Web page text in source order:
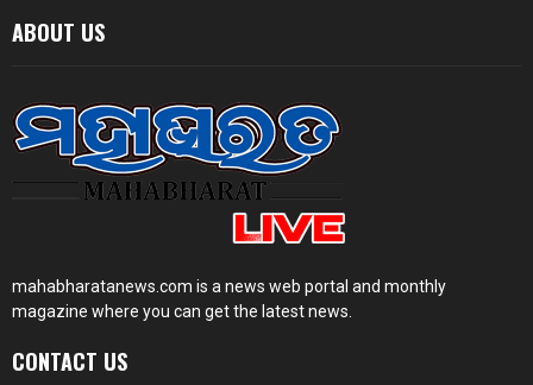
ABOUT US
mahabharatanews.com is a news web portal and monthly
magazine where you can get the latest news.
CONTACT US